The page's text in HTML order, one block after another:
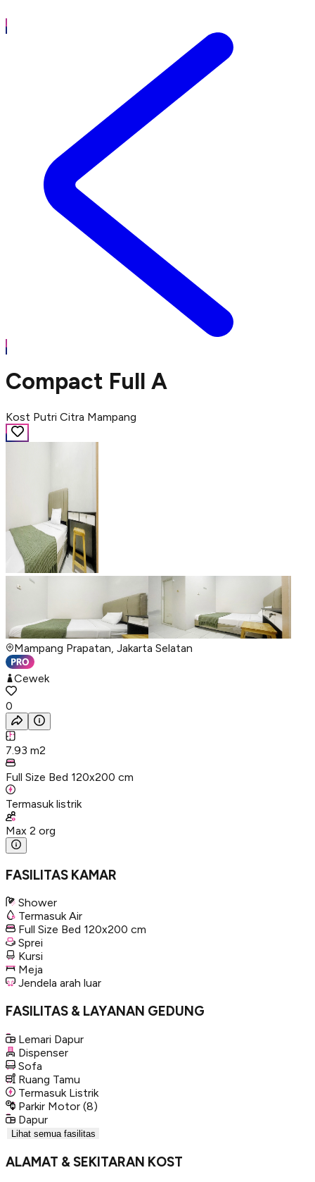
Compact Full A
Kost Putri Citra Mampang
Mampang Prapatan, Jakarta Selatan
Cewek
0
7.93 m2
Full Size Bed 120x200 cm
Termasuk listrik
Max 2 org
FASILITAS KAMAR
Shower
Termasuk Air
Full Size Bed 120x200 cm
Sprei
Kursi
Meja
Jendela arah luar
FASILITAS & LAYANAN GEDUNG
Lemari Dapur
Dispenser
Sofa
Ruang Tamu
Termasuk Listrik
Parkir Motor (8)
Dapur
Lihat semua fasilitas
ALAMAT & SEKITARAN KOST